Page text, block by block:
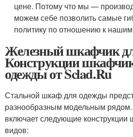
цене. Потому что мы —
можем себе позволить самые
политику по отношению к
Железный шкафчик
Конструкции
одежды от Sclad.Ru
Стальной шкаф для одежды
разнообразным модельным
включает следующие
видов: